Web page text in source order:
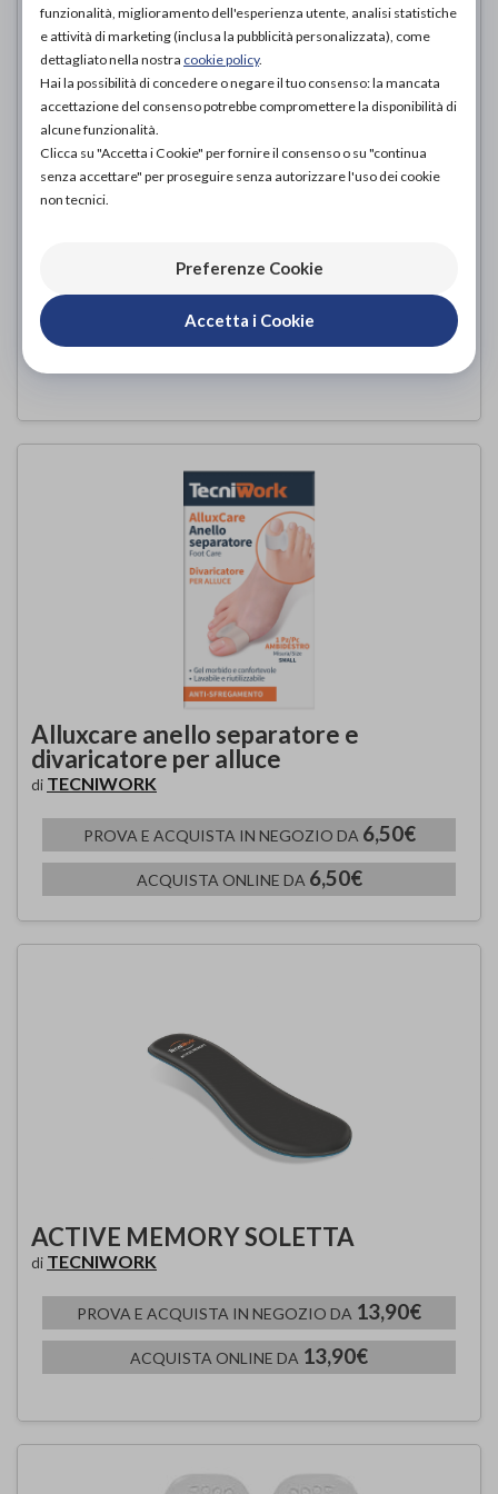
PROVA E ACQUISTA IN NEGOZIO DA
16,00€
Alluxcare anello separatore e
divaricatore per alluce
di TECNIWORK
PROVA E ACQUISTA IN NEGOZIO DA 6,50€
ACQUISTA ONLINE DA 6,50€
ACTIVE MEMORY SOLETTA
di TECNIWORK
PROVA E ACQUISTA IN NEGOZIO DA 13,90€
ACQUISTA ONLINE DA 13,90€
funzionalità, miglioramento dell'esperienza utente, analisi statistiche
e attività di marketing (inclusa la pubblicità personalizzata), come
dettagliato nella nostra cookie policy.
Hai la possibilità di concedere o negare il tuo consenso: la mancata
accettazione del consenso potrebbe compromettere la disponibilità di
alcune funzionalità.
Clicca su "Accetta i Cookie" per fornire il consenso o su "continua
senza accettare" per proseguire senza autorizzare l'uso dei cookie
non tecnici.
Preferenze Cookie
Accetta i Cookie